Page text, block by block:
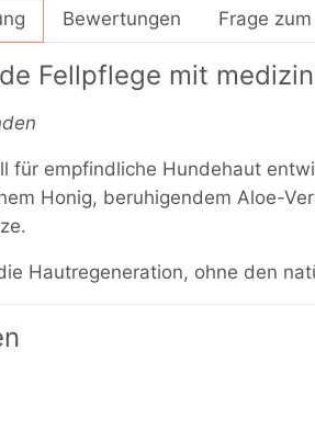
Bewertungen Frage
Fellpflege mit
für empfindliche Hundehaut
Honig, beruhigendem Aloe-
Hautregeneration, ohne den